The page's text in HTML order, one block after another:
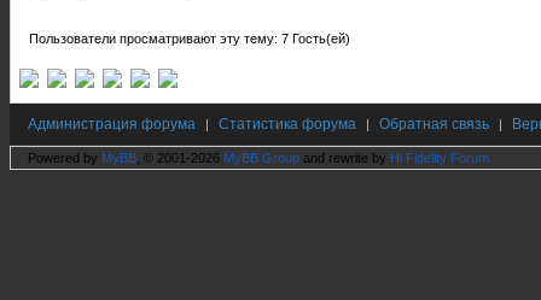
Пользователи просматривают эту тему: 7 Гость(ей)
Администрация форума | Статистика форума | Обратная связь |
Powered by MyBB , © 2001-2026 MyBB Group and rewrite by Hi Fidelity Forum